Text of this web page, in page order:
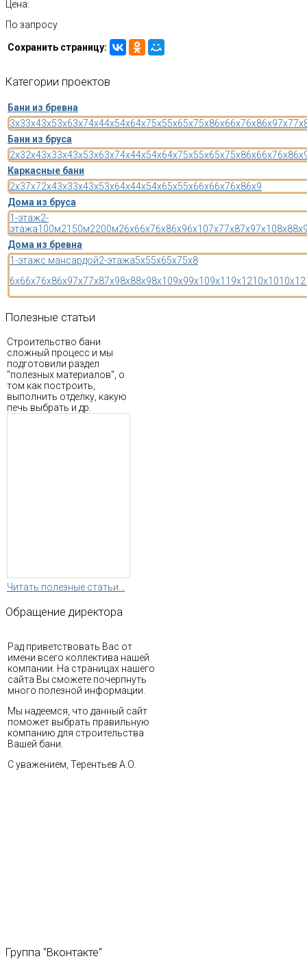
Цена:
По запросу
Сохранить страницу:
Категории проектов
Бани из бревна
3x33x43x53x63x74x44x54x64x75x55x65x75x86x66x76x86x97x7
Бани из бруса
2x32x43x33x43x53x63x74x44x54x64x75x55x65x75x86x66x76x8
Каркасные бани
2x37x72x43x33x43x53x64x44x54x65x55x66x66x76x86x9
Дома из бруса
1-этаж2-
этажа100м2150м2200м26x66x76x86x96x107x77x87x97x108x8
Дома из бревна
1-этажс мансардой2-этажа5x55x65x75x8
6x66x76x86x97x77x87x98x88x98x109x99x109x11 9x1210x1010x12
Полезные статьи
Строительство бани
сложный процесс и мы
подготовили раздел
"полезных материалов", о
том как построить,
выполнить отделку, какую
печь выбрать и др.
Читать полезные статьи...
Обращение директора
Рад приветствовать Вас от
имени всего коллектива нашей
компании. На страницах нашего
сайта Вы сможете почерпнуть
много полезной информации.
Мы надеемся, что данный сайт
поможет выбрать правильную
компанию для строительства
Вашей бани.
С уважением, Терентьев А.О.
Группа "Вконтакте"